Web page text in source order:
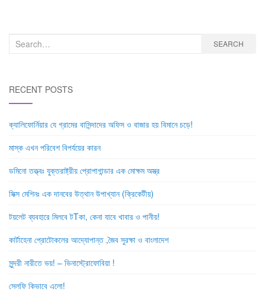
Search
SEARCH
RECENT POSTS
ক্যালিফোর্নিয়ার যে গ্রামের বাসিন্দাদের অফিস ও বাজার হয় বিমানে চড়ে!
মাস্ক এখন পরিবেশ বিপর্যয়ের কারন
ডমিনো তত্ত্বঃ যুক্তরাষ্ট্রীয় প্রোপাগান্ডার এক মোক্ষম অস্ত্র
সিক্স মেশিনঃ এক দানবের উত্থান উপাখ্যান (ক্রিকেটীয়)
টয়লেট ব্যবহারে মিলবে টTকা, কেনা যাবে খাবার ও পানীয়!
কার্টাহেনা প্রোটোকলের আদ্যোপান্ত ,জৈব সুরক্ষা ও বাংলাদেশ
সুন্দরী নারীতে ভয়! – ভিনাস্ট্রোফোবিয়া !
সেলফি কিভাবে এলো!